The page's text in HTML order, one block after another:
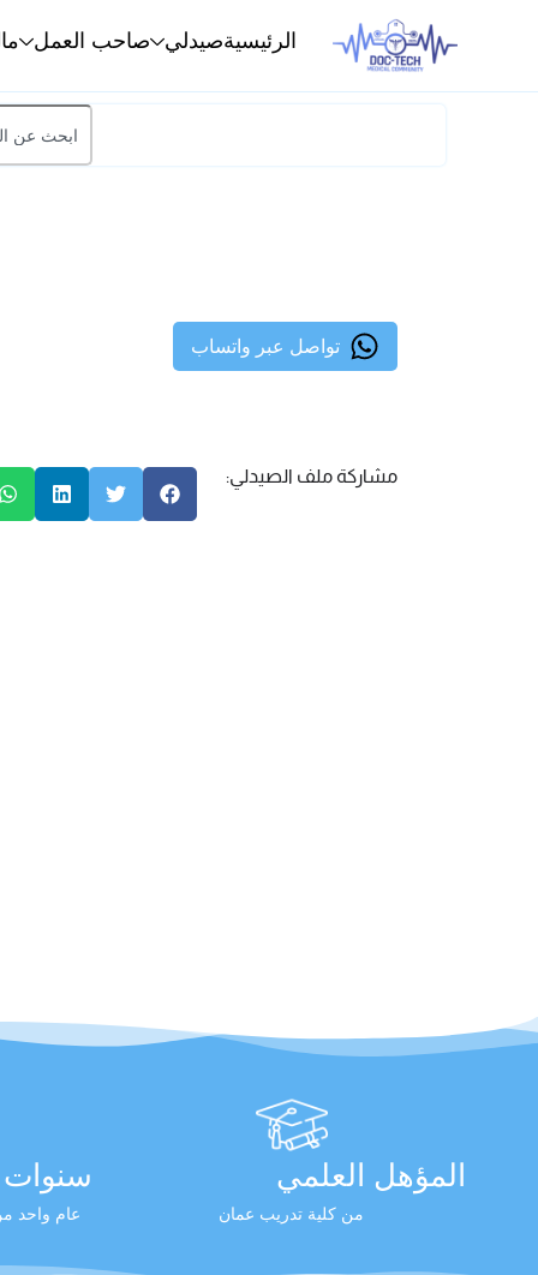
الرئيسيةصيدلي صاحب العمل
تواصل عبر واتساب
مشاركة ملف الصيدلي:
المؤهل العلمي
من كلية تدريب عمان
سنوات
عام واحد